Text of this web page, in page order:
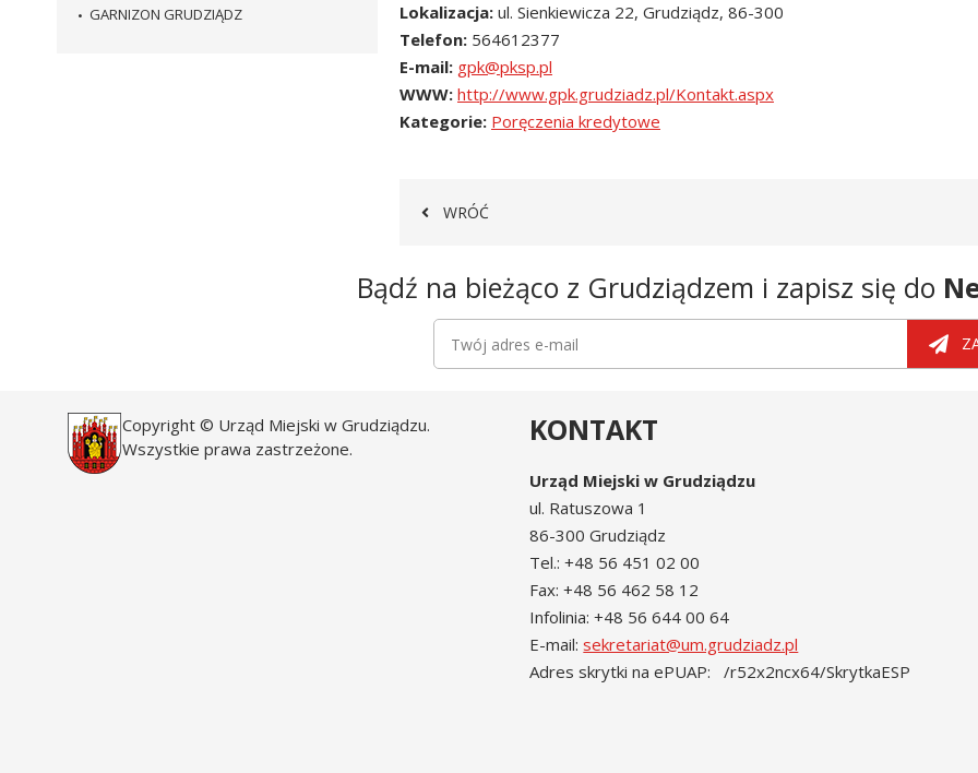
GARNIZON GRUDZIĄDZ
Lokalizacja ul. Sienkiewicza 22, Grudziądz, 86-300
Telefon 564612377
E-mail
WWW http://www.gpk.grudziadz.pl/Kontakt.aspx
Kategorie Poręczenia kredytowe
WRÓĆ
Bądź na bieżąco z Grudziądzem i zapisz się do
Copyright © Urząd Miejski w Grudziądzu.
Wszystkie prawa zastrzeżone.
KONTAKT
Urząd Miejski w Grudziądzu
ul. Ratuszowa 1
86-300 Grudziądz
Tel.: +48 56 451 02 00
Fax: +48 56 462 58 12
Infolinia: +48 56 644 00 64
E-mail:sekretariat@um.grudziadz.pl
Adres skrytki na ePUAP: /r52x2ncx64/SkrytkaESP